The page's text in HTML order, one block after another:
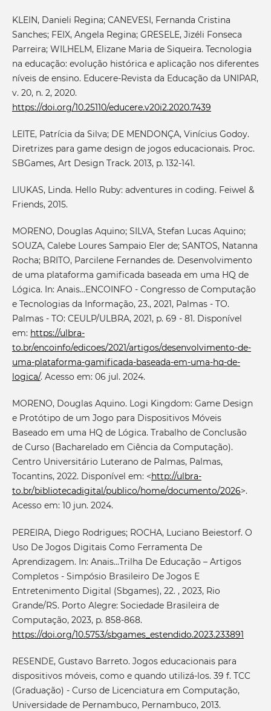
KLEIN, Danieli Regina; CANEVESI, Fernanda Cristina
Sanches; FEIX, Angela Regina; GRESELE, Jizéli Fonseca
Parreira; WILHELM, Elizane Maria de Siqueira. Tecnologia
na educação: evolução histórica e aplicação nos diferentes
níveis de ensino. Educere-Revista da Educação da UNIPAR,
v. 20, n. 2, 2020.
https://doi.org/10.25110/educere.v20i2.2020.7439
LEITE, Patrícia da Silva; DE MENDONÇA, Vinícius Godoy.
Diretrizes para game design de jogos educacionais. Proc.
SBGames, Art Design Track. 2013, p. 132-141.
LIUKAS, Linda. Hello Ruby: adventures in coding. Feiwel &
Friends, 2015.
MORENO, Douglas Aquino; SILVA, Stefan Lucas Aquino;
SOUZA, Calebe Loures Sampaio Eler de; SANTOS, Natanna
Rocha; BRITO, Parcilene Fernandes de. Desenvolvimento
de uma plataforma gamificada baseada em uma HQ de
Lógica. In: Anais...ENCOINFO - Congresso de Computação
e Tecnologias da Informação, 23., 2021, Palmas - TO.
Palmas - TO: CEULP/ULBRA, 2021, p. 69 - 81. Disponível
em: https://ulbra-
to.br/encoinfo/edicoes/2021/artigos/desenvolvimento-de-
uma-plataforma-gamificada-baseada-em-uma-hq-de-
logica/. Acesso em: 06 jul. 2024.
MORENO, Douglas Aquino. Logi Kingdom: Game Design
e Protótipo de um Jogo para Dispositivos Móveis
Baseado em uma HQ de Lógica. Trabalho de Conclusão
de Curso (Bacharelado em Ciência da Computação).
Centro Universitário Luterano de Palmas, Palmas,
Tocantins, 2022. Disponível em: <http://ulbra-
to.br/bibliotecadigital/publico/home/documento/2026>.
Acesso em: 10 jun. 2024.
PEREIRA, Diego Rodrigues; ROCHA, Luciano Beiestorf. O
Uso De Jogos Digitais Como Ferramenta De
Aprendizagem. In: Anais...Trilha De Educação – Artigos
Completos - Simpósio Brasileiro De Jogos E
Entretenimento Digital (Sbgames), 22. , 2023, Rio
Grande/RS. Porto Alegre: Sociedade Brasileira de
Computação, 2023, p. 858-868.
https://doi.org/10.5753/sbgames_estendido.2023.233891
RESENDE, Gustavo Barreto. Jogos educacionais para
dispositivos móveis, como e quando utilizá-los. 39 f. TCC
(Graduação) - Curso de Licenciatura em Computação,
Universidade de Pernambuco, Pernambuco, 2013.